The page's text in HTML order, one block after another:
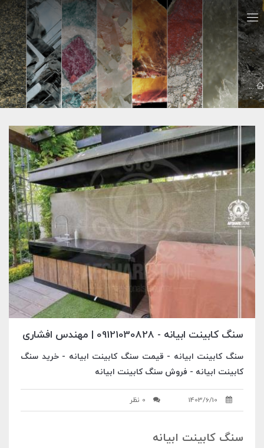
معرفي سايت ها سنگ اپن ابیانه سنگ کابینت ابیانه - 09121030828 | مهندس افشاری
سنگ کابینت ابیانه - 09121030828 | مهندس افشاری
سنگ کابینت ابیانه - قیمت سنگ کابینت ابیانه - خرید سنگ
کابینت ابیانه - فروش سنگ کابینت ابیانه
1403/6/10 0 نظر
سنگ کابینت ابیانه